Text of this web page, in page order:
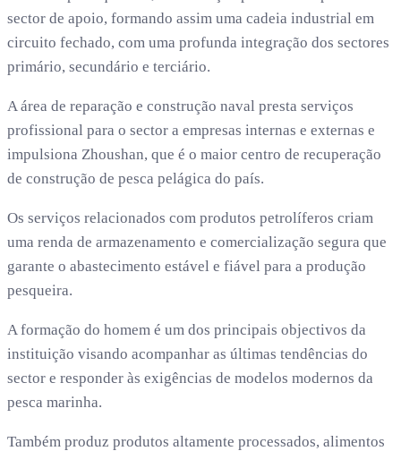
sector de apoio, formando assim uma cadeia industrial em
circuito fechado, com uma profunda integração dos sectores
primário, secundário e terciário.
A área de reparação e construção naval presta serviços
profissional para o sector a empresas internas e externas e
impulsiona Zhoushan, que é o maior centro de recuperação
de construção de pesca pelágica do país.
Os serviços relacionados com produtos petrolíferos criam
uma renda de armazenamento e comercialização segura que
garante o abastecimento estável e fiável para a produção
pesqueira.
A formação do homem é um dos principais objectivos da
instituição visando acompanhar as últimas tendências do
sector e responder às exigências de modelos modernos da
pesca marinha.
Também produz produtos altamente processados, alimentos